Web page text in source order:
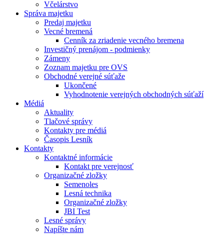
Včelárstvo
Správa majetku
Predaj majetku
Vecné bremená
Cenník za zriadenie vecného bremena
Investičný prenájom - podmienky
Zámeny
Zoznam majetku pre OVS
Obchodné verejné súťaže
Ukončené
Vyhodnotenie verejných obchodných súťaží
Médiá
Aktuality
Tlačové správy
Kontakty pre médiá
Časopis Lesník
Kontakty
Kontaktné informácie
Kontakt pre verejnosť
Organizačné zložky
Semenoles
Lesná technika
Organizačné zložky
JBI Test
Lesné správy
Napíšte nám